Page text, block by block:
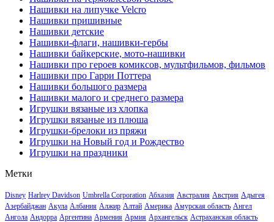
Нашивки на липучке Velcro
Нашивки пришивные
Нашивки детские
Нашивки-флаги, нашивки-гербы
Нашивки байкерские, мото-нашивки
Нашивки про героев комиксов, мультфильмов, фильмов
Нашивки про Гарри Поттера
Нашивки большого размера
Нашивки малого и среднего размера
Игрушки вязаные из хлопка
Игрушки вязаные из плюша
Игрушки-брелоки из пряжи
Игрушки на Новый год и Рождество
Игрушки на праздники
Метки
Disney Harlrey Davidson Umbrella Corporation Абхазия Австралия Австрия Адыгея
Азербайджан Акула Албания Алжир Алтай Америка Амурская область Ангел
Ангола Андорра Аргентина Армения Армия Архангельск Астраханская область